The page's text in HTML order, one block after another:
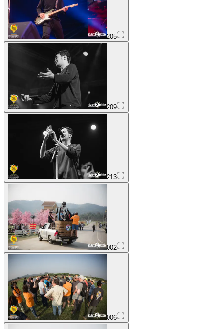
205
209
213
002
006